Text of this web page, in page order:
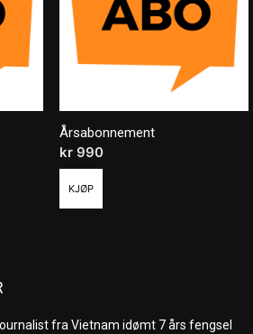
Årsabonnement
kr990
KJØP
fra Vietnam idømt 7 års fengsel